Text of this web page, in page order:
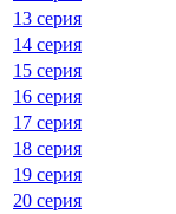
13 серия
14 серия
15 серия
16 серия
17 серия
18 серия
19 серия
20 серия